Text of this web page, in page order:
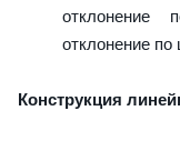
отклонение
Конструкция